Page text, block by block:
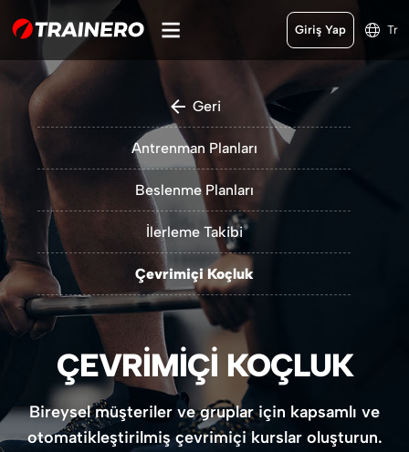
Giriş Yap Tr
Geri
Antrenman Planları
Beslenme Planları
İlerleme Takibi
Çevrimiçi Koçluk
ÇEVRIMIÇI KOÇLUK
Bireysel müşteriler ve gruplar için kapsamlı ve
otomatikleştirilmiş çevrimiçi kurslar oluşturun.